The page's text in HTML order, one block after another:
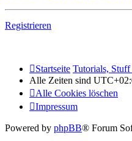
Registrieren
Startseite Tutorials,
Alle Zeiten sind
Alle Cookies löschen
Impressum
Powered by phpBB® Forum